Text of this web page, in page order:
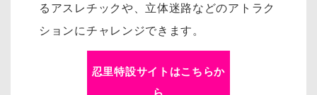
るアスレチックや、立体迷路などのアトラク
ションにチャレンジできます。
忍里特設サイトはこちらか
ら